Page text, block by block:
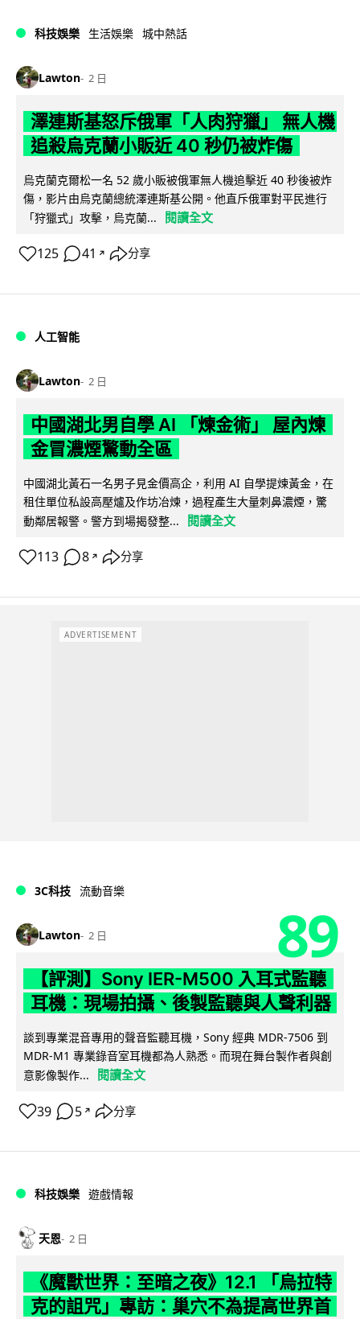
科技娛樂 生活娛樂 城中熱話
Lawton 2 日
澤連斯基怒斥俄軍「人肉狩獵」 無人機
追殺烏克蘭小販近 40 秒仍被炸傷
烏克蘭克爾松一名 52 歲小販被俄軍無人機追擊近 40 秒後被炸
傷，影片由烏克蘭總統澤連斯基公開。他直斥俄軍對平民進行
「狩獵式」攻擊，烏克蘭...
閱讀全文
125 41 ↗ 分享
人工智能
Lawton 2 日
中國湖北男自學 AI 「煉金術」 屋內煉
金冒濃煙驚動全區
中國湖北黃石一名男子見金價高企，利用 AI 自學提煉黃金，在
租住單位私設高壓爐及作坊冶煉，過程產生大量刺鼻濃煙，驚
動鄰居報警。警方到場揭發整...
閱讀全文
113 8 ↗ 分享
ADVERTISEMENT
3C科技 流動音樂
Lawton 2 日 89
【評測】Sony IER-M500 入耳式監聽
耳機：現場拍攝、後製監聽與人聲利器
談到專業混音專用的聲音監聽耳機，Sony 經典 MDR-7506 到
MDR-M1 專業錄音室耳機都為人熟悉。而現在舞台製作者與創
意影像製作...
閱讀全文
39 5 ↗ 分享
科技娛樂 遊戲情報
天恩 2 日
《魔獸世界：至暗之夜》12.1 「烏拉特
克的詛咒」專訪：巢穴不為提高世界首